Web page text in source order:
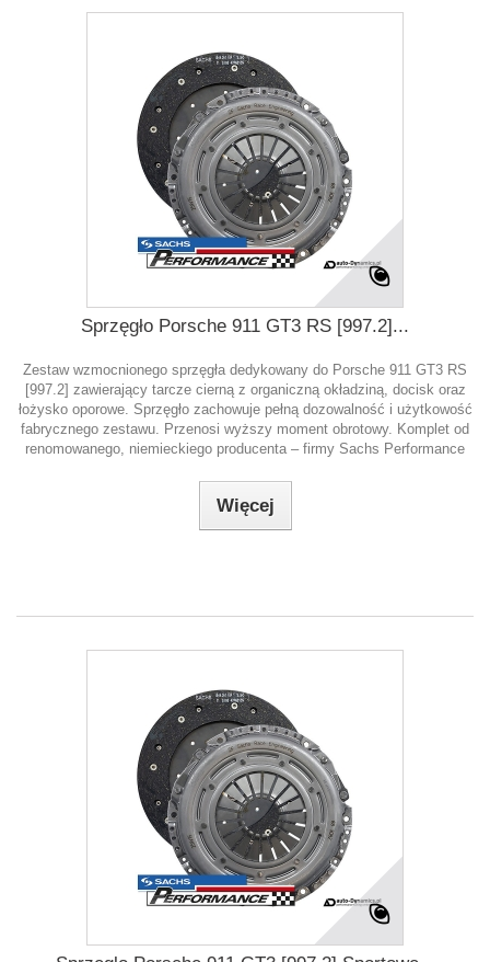
Sprzęgło Porsche 911 GT3 RS [997.2]...
Zestaw wzmocnionego sprzęgła dedykowany do Porsche 911 GT3 RS
[997.2] zawierający tarcze cierną z organiczną okładziną, docisk oraz
łożysko oporowe. Sprzęgło zachowuje pełną dozowalność i użytkowość
fabrycznego zestawu. Przenosi wyższy moment obrotowy. Komplet od
renomowanego, niemieckiego producenta – firmy Sachs Performance
Więcej